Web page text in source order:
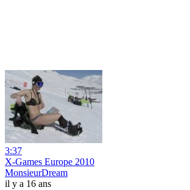
3:37
X-Games Europe 2010
MonsieurDream
il y a 16 ans